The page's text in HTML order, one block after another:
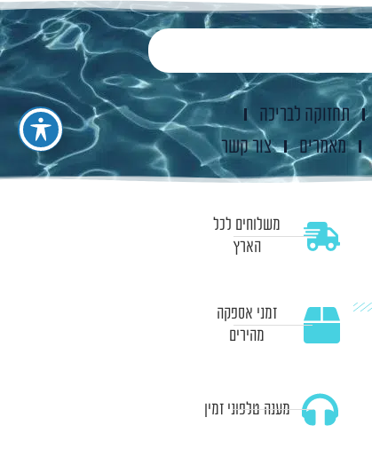
תחזוקה לבריכה
מאמרים צור קשר
משלוחים לכל
הארץ
זמני אספקה
מהירים
מענה טלפוני זמין